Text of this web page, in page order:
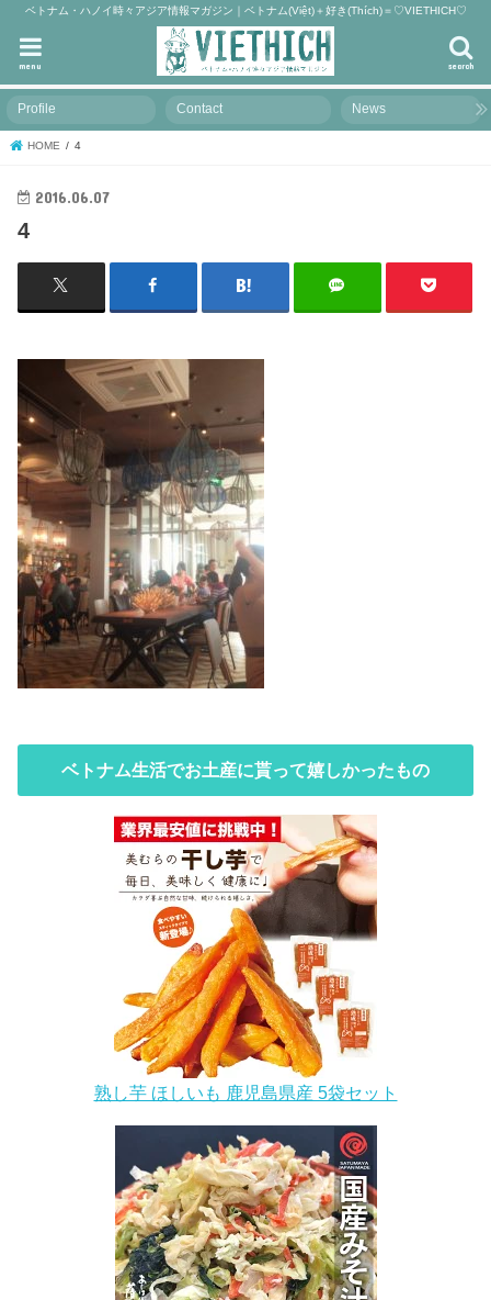
ベトナム・ハノイ時々アジア情報マガジン｜ベトナム(Việt)＋好き(Thích)＝♡VIETHICH♡
search
menu
Profile Contact News
HOME 4
2016.06.07
4
ベトナム生活でお土産に貰って嬉しかったもの
熟し芋 ほしいも 鹿児島県産 5袋セット